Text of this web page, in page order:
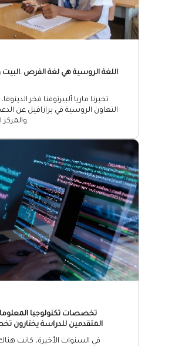
اللغة الروسية هي لغة الفرص .البيت
تخبرنا ماريا ألبيرتوفنا فخر
التعاون الروسية في برازافيل عن
والمركز الروسي في الكونغو.
تخصصات تكنولوجيا
المتقدمين للدراسة يختارون
في السنوات الأخيرة، كانت